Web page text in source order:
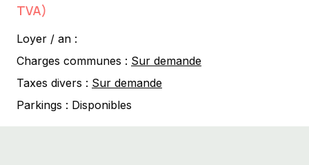
TVA)
Loyer / an :
Charges communes : Sur demande
Taxes divers : Sur demande
Parkings : Disponibles